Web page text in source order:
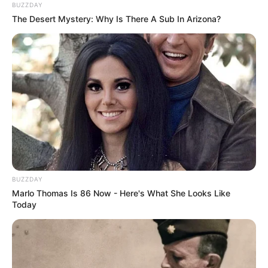
Deixe um Comentário
BUZZDAY
The Desert Mystery: Why Is There A Sub In Arizona?
BUZZDAY
Marlo Thomas Is 86 Now - Here's What She Looks Like
Today